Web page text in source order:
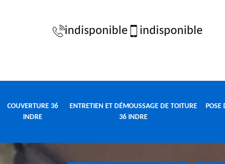
indisponible indisponible
COUVERTURE 36
INDRE
ENTRETIEN ET DÉMOUSSAGE DE TOITURE
36 INDRE
POSE